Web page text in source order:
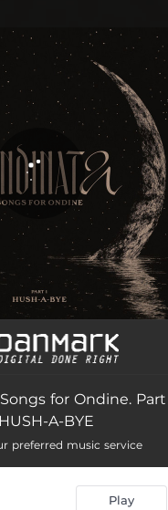
07:55
06:43
04:52
for Ondine. Part
A-BYE
preferred music service
Play